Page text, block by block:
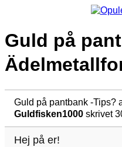
Guld på
Guld på pantbank -Tips?
Guldfisken1000 skrivet
Hej på er!